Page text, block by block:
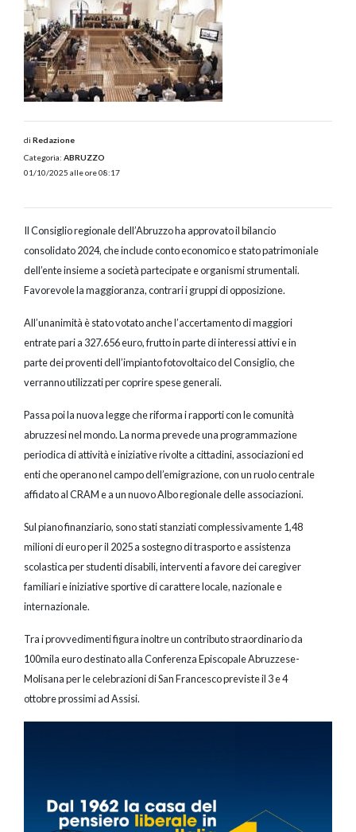
di Redazione
Categoria: ABRUZZO
01/10/2025 alle ore 08:17
Il Consiglio regionale dell’Abruzzo ha approvato il bilancio
consolidato 2024, che include conto economico e stato patrimoniale
dell’ente insieme a società partecipate e organismi strumentali.
Favorevole la maggioranza, contrari i gruppi di opposizione.
All’unanimità è stato votato anche l’accertamento di maggiori
entrate pari a 327.656 euro, frutto in parte di interessi attivi e in
parte dei proventi dell’impianto fotovoltaico del Consiglio, che
verranno utilizzati per coprire spese generali.
Passa poi la nuova legge che riforma i rapporti con le comunità
abruzzesi nel mondo. La norma prevede una programmazione
periodica di attività e iniziative rivolte a cittadini, associazioni ed
enti che operano nel campo dell’emigrazione, con un ruolo centrale
affidato al CRAM e a un nuovo Albo regionale delle associazioni.
Sul piano finanziario, sono stati stanziati complessivamente 1,48
milioni di euro per il 2025 a sostegno di trasporto e assistenza
scolastica per studenti disabili, interventi a favore dei caregiver
familiari e iniziative sportive di carattere locale, nazionale e
internazionale.
Tra i provvedimenti figura inoltre un contributo straordinario da
100mila euro destinato alla Conferenza Episcopale Abruzzese-
Molisana per le celebrazioni di San Francesco previste il 3 e 4
ottobre prossimi ad Assisi.